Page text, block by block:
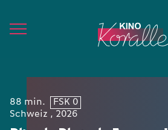
88 min.
FSK 0
Schweiz , 2026